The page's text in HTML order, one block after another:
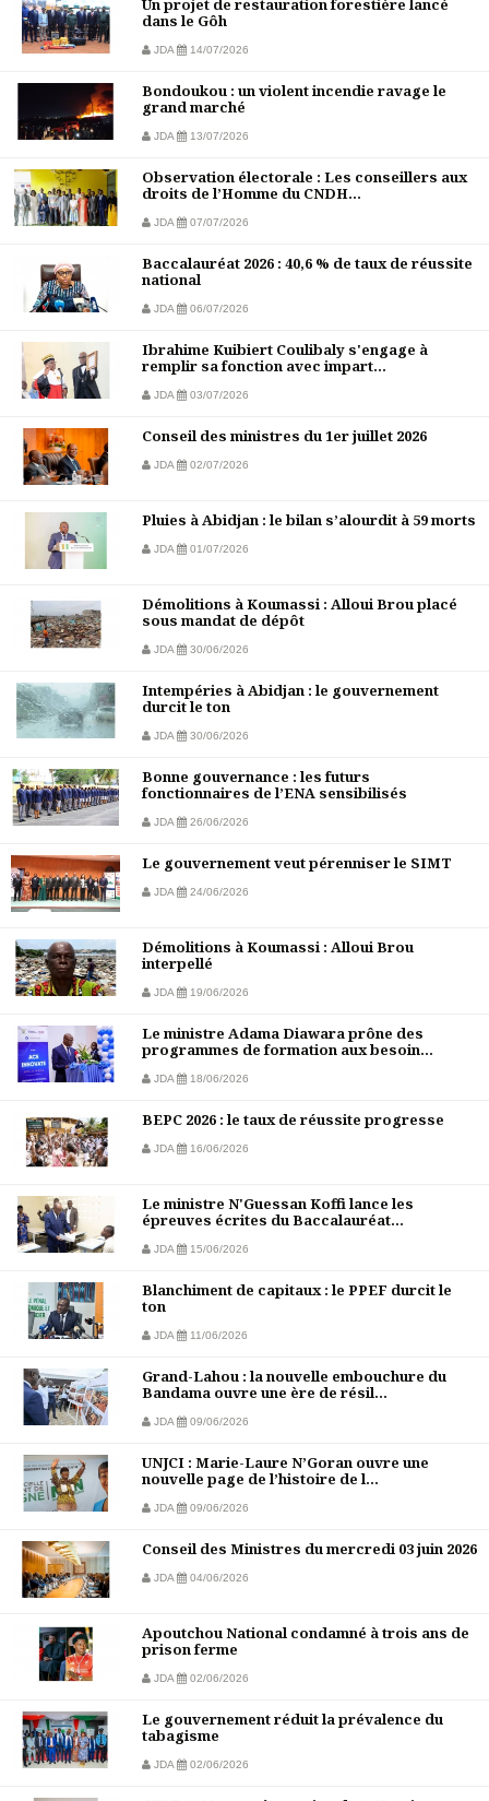
Un projet de restauration forestière lancé
dans le Gôh
JDA 14/07/2026
Bondoukou : un violent incendie ravage le
grand marché
JDA 13/07/2026
Observation électorale : Les conseillers aux
droits de l’Homme du CNDH...
JDA 07/07/2026
Baccalauréat 2026 : 40,6 % de taux de réussite
national
JDA 06/07/2026
Ibrahime Kuibiert Coulibaly s'engage à
remplir sa fonction avec impart...
JDA 03/07/2026
Conseil des ministres du 1er juillet 2026
JDA 02/07/2026
Pluies à Abidjan : le bilan s’alourdit à 59 morts
JDA 01/07/2026
Démolitions à Koumassi : Alloui Brou placé
sous mandat de dépôt
JDA 30/06/2026
Intempéries à Abidjan : le gouvernement
durcit le ton
JDA 30/06/2026
Bonne gouvernance : les futurs
fonctionnaires de l’ENA sensibilisés
JDA 26/06/2026
Le gouvernement veut pérenniser le SIMT
JDA 24/06/2026
Démolitions à Koumassi : Alloui Brou
interpellé
JDA 19/06/2026
Le ministre Adama Diawara prône des
programmes de formation aux besoin...
JDA 18/06/2026
BEPC 2026 : le taux de réussite progresse
JDA 16/06/2026
Le ministre N'Guessan Koffi lance les
épreuves écrites du Baccalauréat...
JDA 15/06/2026
Blanchiment de capitaux : le PPEF durcit le
ton
JDA 11/06/2026
Grand-Lahou : la nouvelle embouchure du
Bandama ouvre une ère de résil...
JDA 09/06/2026
UNJCI : Marie-Laure N’Goran ouvre une
nouvelle page de l’histoire de l...
JDA 09/06/2026
Conseil des Ministres du mercredi 03 juin 2026
JDA 04/06/2026
Apoutchou National condamné à trois ans de
prison ferme
JDA 02/06/2026
Le gouvernement réduit la prévalence du
tabagisme
JDA 02/06/2026